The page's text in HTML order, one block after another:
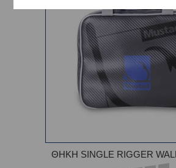
ΘΗΚΗ SINGLE RIGGER